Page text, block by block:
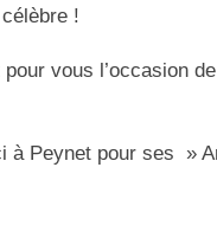
!
vous l’occasion
à Peynet pour ses »